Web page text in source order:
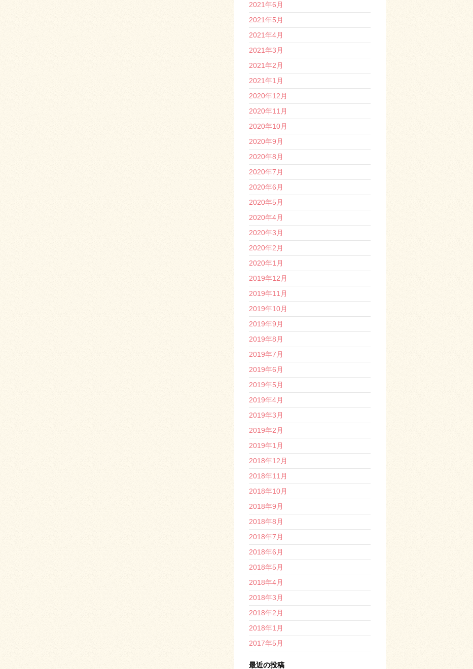
2021年6月
2021年5月
2021年4月
2021年3月
2021年2月
2021年1月
2020年12月
2020年11月
2020年10月
2020年9月
2020年8月
2020年7月
2020年6月
2020年5月
2020年4月
2020年3月
2020年2月
2020年1月
2019年12月
2019年11月
2019年10月
2019年9月
2019年8月
2019年7月
2019年6月
2019年5月
2019年4月
2019年3月
2019年2月
2019年1月
2018年12月
2018年11月
2018年10月
2018年9月
2018年8月
2018年7月
2018年6月
2018年5月
2018年4月
2018年3月
2018年2月
2018年1月
2017年5月
最近の投稿